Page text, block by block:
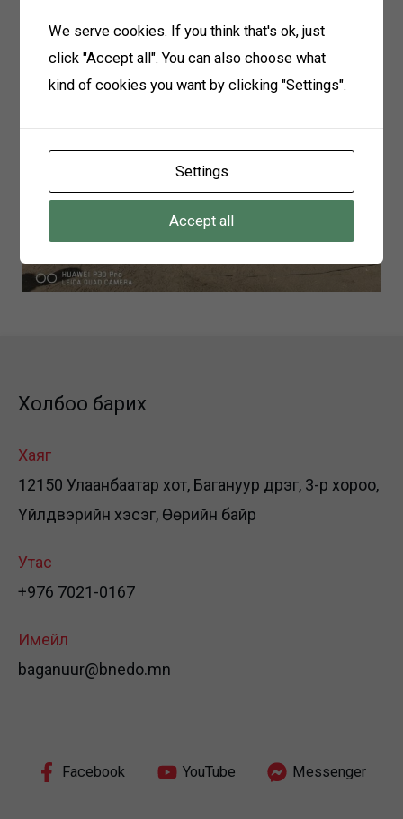
Холбоо барих
Хаяг
12150 Улаанбаатар хот, Багануур дүүрэг, 3-р хороо,
Үйлдвэрийн хэсэг, Өөрийн байр
Утас
+976 7021-0167
Имейл
baganuur@bnedo.mn
Facebook YouTube Messenger
We serve cookies. If you think that's ok, just
click "Accept all". You can also choose what
kind of cookies you want by clicking "Settings".
Settings
Accept all